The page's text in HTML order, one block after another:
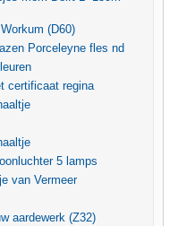
(D60)
Porceleyne fles nd
certificaat regina
5 lamps
van Vermeer
aardewerk (Z32)